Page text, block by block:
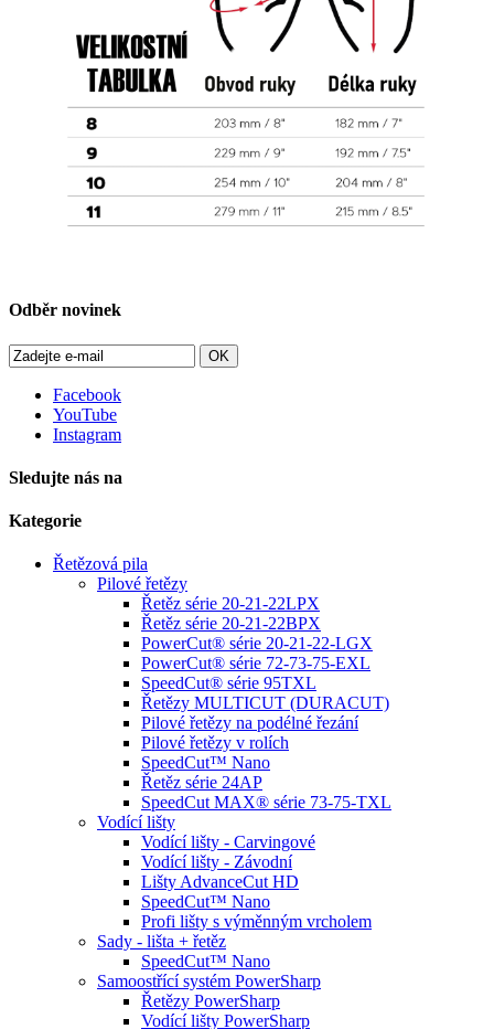
Odběr novinek
OK
Facebook
YouTube
Instagram
Sledujte nás na
Kategorie
Řetězová pila
Pilové řetězy
Řetěz série 20-21-22LPX
Řetěz série 20-21-22BPX
PowerCut® série 20-21-22-LGX
PowerCut® série 72-73-75-EXL
SpeedCut® série 95TXL
Řetězy MULTICUT (DURACUT)
Pilové řetězy na podélné řezání
Pilové řetězy v rolích
SpeedCut™ Nano
Řetěz série 24AP
SpeedCut MAX® série 73-75-TXL
Vodící lišty
Vodící lišty - Carvingové
Vodící lišty - Závodní
Lišty AdvanceCut HD
SpeedCut™ Nano
Profi lišty s výměnným vrcholem
Sady - lišta + řetěz
SpeedCut™ Nano
Samoostřící systém PowerSharp
Řetězy PowerSharp
Vodící lišty PowerSharp